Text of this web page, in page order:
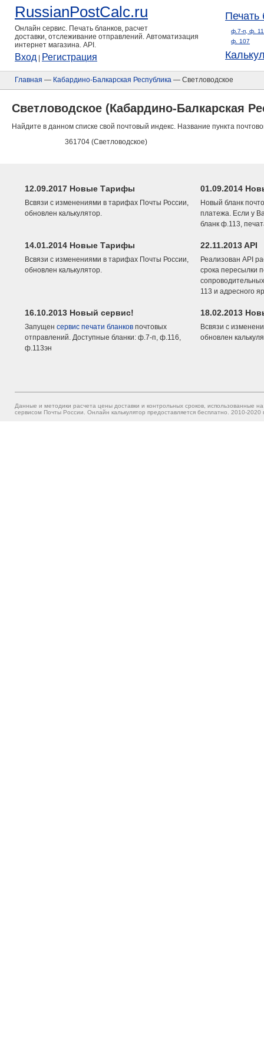
RussianPostCalc.ru
Онлайн сервис. Печать бланков, расчет
доставки, отслеживание отправлений. Автоматизация
интернет магазина. API.
Вход Регистрация
Печать
ф.7-п, ф.
ф. 107
Главная — Кабардино-Балкарская Республика — Светловодское
Светловодское (Кабардино-Балкарская
Найдите в данном списке свой почтовый индекс. Название пункта
361704 (Светловодское)
12.09.2017 Новые Тарифы
Всвязи с изменениями в тарифах Почты России,
обновлен калькулятор.
01.09.2014
Новый бланк
платежа. Если у
бланк ф.113,
14.01.2014 Новые Тарифы
Всвязи с изменениями в тарифах Почты России,
обновлен калькулятор.
22.11.2013 API
Реализован API
срока пересылки
113 и адресного
16.10.2013 Новый сервис!
Запущен сервис печати бланков почтовых
отправлений. Доступные бланки: ф.7-п, ф.116,
ф.113эн
18.02.2013
Всвязи с
обновлен
Данные и методики расчета цены доставки и контрольных сроков, использованные
сервисом Почты России. Онлайн калькулятор предоставляется бесплатно. 2010-2020